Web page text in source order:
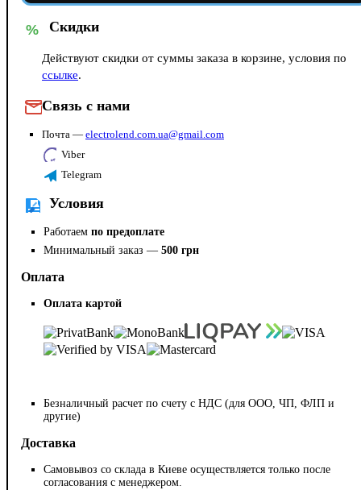
% Скидки
Действуют скидки от суммы заказа в корзине, условия по
ссылке.
Связь с нами
Почта — electrolend.com.ua@gmail.com
Viber
Telegram
Условия
Работаем по предоплате
Минимальный заказ — 500 грн
Оплата
Оплата картой
Безналичный расчет по счету с НДС (для ООО, ЧП, ФЛП и
другие)
Доставка
Самовывоз со склада в Киеве осуществляется только после
согласования с менеджером.